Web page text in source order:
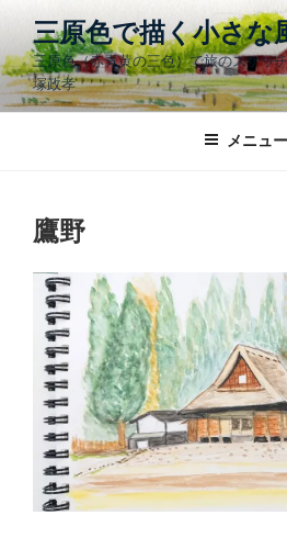
テ
ン
ツ
三原色で描く小さ
三原色（赤青黄の三色）で旅のス
塚政孝
メニュー
鷹野